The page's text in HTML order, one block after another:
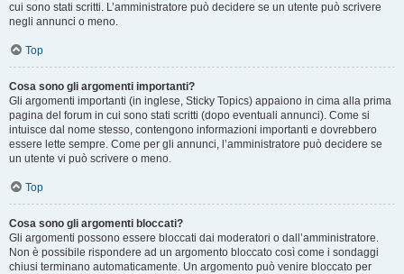
cui sono stati scritti. L’amministratore può decidere se un utente può scrivere
negli annunci o meno.
Top
Cosa sono gli argomenti importanti?
Gli argomenti importanti (in inglese, Sticky Topics) appaiono in cima alla prima
pagina del forum in cui sono stati scritti (dopo eventuali annunci). Come si
intuisce dal nome stesso, contengono informazioni importanti e dovrebbero
essere lette sempre. Come per gli annunci, l’amministratore può decidere se
un utente vi può scrivere o meno.
Top
Cosa sono gli argomenti bloccati?
Gli argomenti possono essere bloccati dai moderatori o dall’amministratore.
Non è possibile rispondere ad un argomento bloccato così come i sondaggi
chiusi terminano automaticamente. Un argomento può venire bloccato per